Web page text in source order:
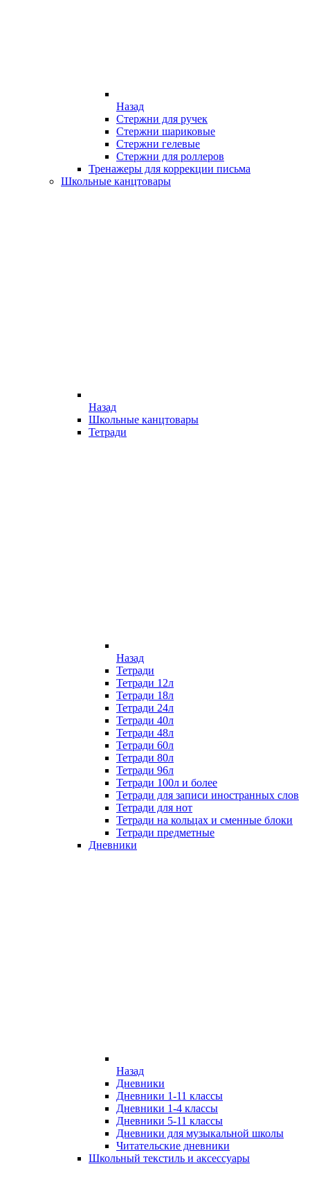
Назад
Стержни для ручек
Стержни шариковые
Стержни гелевые
Стержни для роллеров
Тренажеры для коррекции письма
Школьные канцтовары
Назад
Школьные канцтовары
Тетради
Назад
Тетради
Тетради 12л
Тетради 18л
Тетради 24л
Тетради 40л
Тетради 48л
Тетради 60л
Тетради 80л
Тетради 96л
Тетради 100л и более
Тетради для записи иностранных слов
Тетради для нот
Тетради на кольцах и сменные блоки
Тетради предметные
Дневники
Назад
Дневники
Дневники 1-11 классы
Дневники 1-4 классы
Дневники 5-11 классы
Дневники для музыкальной школы
Читательские дневники
Школьный текстиль и аксессуары